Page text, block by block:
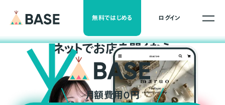
無料ではじめる ログイン
ネットでお店を開くなら
月額費用0円